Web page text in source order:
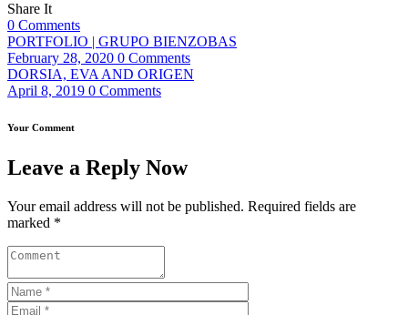
Share It
0 Comments
PORTFOLIO | GRUPO BIENZOBAS
February 28, 2020 0 Comments
DORSIA, EVA AND ORIGEN
April 8, 2019 0 Comments
Your Comment
Leave a Reply Now
Your email address will not be published. Required fields are
marked *